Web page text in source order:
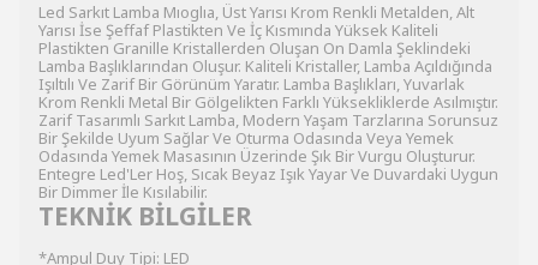
Led Sarkıt Lamba Mıoglıa, Üst Yarısı Krom Renkli Metalden, Alt
Yarısı İse Şeffaf Plastikten Ve İç Kısmında Yüksek Kaliteli
Plastikten Granille Kristallerden Oluşan On Damla Şeklindeki
Lamba Başlıklarından Oluşur. Kaliteli Kristaller, Lamba Açıldığında
Işıltılı Ve Zarif Bir Görünüm Yaratır. Lamba Başlıkları, Yuvarlak
Krom Renkli Metal Bir Gölgelikten Farklı Yüksekliklerde Asılmıştır.
Zarif Tasarımlı Sarkıt Lamba, Modern Yaşam Tarzlarına Sorunsuz
Bir Şekilde Uyum Sağlar Ve Oturma Odasında Veya Yemek
Odasında Yemek Masasının Üzerinde Şık Bir Vurgu Oluşturur.
Entegre Led'Ler Hoş, Sıcak Beyaz Işık Yayar Ve Duvardaki Uygun
Bir Dimmer İle Kısılabilir.
TEKNİK BİLGİLER
*Ampul Duy Tipi: LED